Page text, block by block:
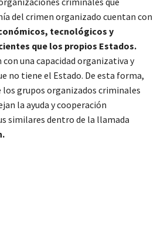
del crimen organizado cuentan con
tecnológicos y
que los propios Estados.
una capacidad organizativa y
no tiene el Estado. De esta forma,
los grupos organizados criminales
la ayuda y cooperación
similares dentro de la llamada